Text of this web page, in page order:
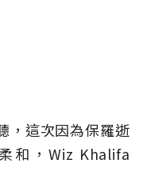
，這次因為保羅逝
和，Wiz Khalifa